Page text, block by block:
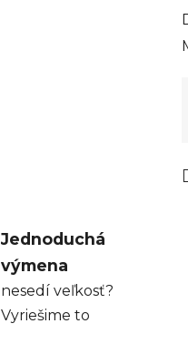
Jednoduchá
výmena
nesedí veľkosť?
Vyriešime to